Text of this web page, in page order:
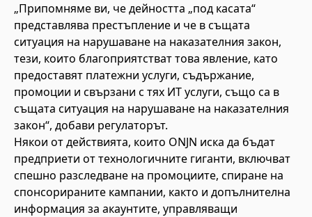
„Припомняме ви, че дейността „под касата“
представлява престъпление и че в същата
ситуация на нарушаване на наказателния закон,
тези, които благоприятстват това явление, като
предоставят платежни услуги, съдържание,
промоции и свързани с тях ИТ услуги, също са в
същата ситуация на нарушаване на наказателния
закон“, добави регулаторът.
Някои от действията, които ONJN иска да бъдат
предприети от технологичните гиганти, включват
спешно разследване на промоциите, спиране на
спонсорираните кампании, както и допълнителна
информация за акаунтите, управляващи